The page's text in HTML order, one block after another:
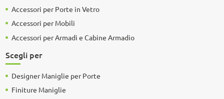
Accessori per Porte in Vetro
Accessori per Mobili
Accessori per Armadi e Cabine Armadio
Scegli per
Designer Maniglie per Porte
Finiture Maniglie